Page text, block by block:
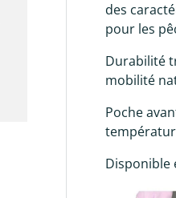
des
pour les
Durabilité
mobilité
Poche
Disponible